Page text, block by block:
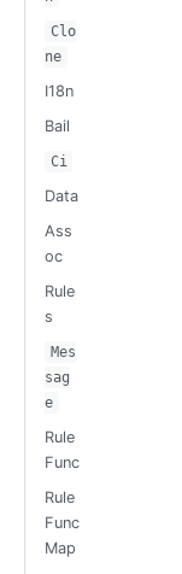
Clo
ne
I18n
Bail
Ci
Data
Ass
oc
Rule
s
Mes
sag
e
Rule
Func
Rule
Func
Map